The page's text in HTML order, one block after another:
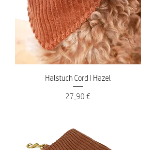
Halstuch Cord | Hazel
Preis
27,90 €